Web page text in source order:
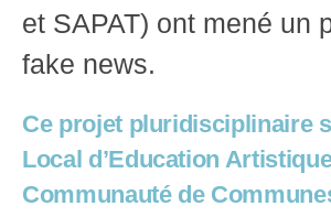
et SAPAT) ont mené un
fake news.
Ce projet pluridisciplinaire
Local d’Education
Communauté de